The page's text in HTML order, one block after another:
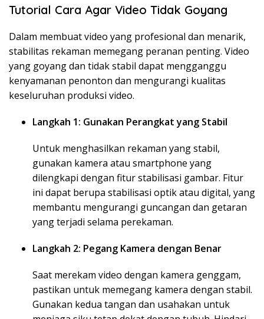
Tutorial Cara Agar Video Tidak Goyang
Dalam membuat video yang profesional dan menarik,
stabilitas rekaman memegang peranan penting. Video
yang goyang dan tidak stabil dapat mengganggu
kenyamanan penonton dan mengurangi kualitas
keseluruhan produksi video.
Langkah 1: Gunakan Perangkat yang Stabil
Untuk menghasilkan rekaman yang stabil,
gunakan kamera atau smartphone yang
dilengkapi dengan fitur stabilisasi gambar. Fitur
ini dapat berupa stabilisasi optik atau digital, yang
membantu mengurangi guncangan dan getaran
yang terjadi selama perekaman.
Langkah 2: Pegang Kamera dengan Benar
Saat merekam video dengan kamera genggam,
pastikan untuk memegang kamera dengan stabil.
Gunakan kedua tangan dan usahakan untuk